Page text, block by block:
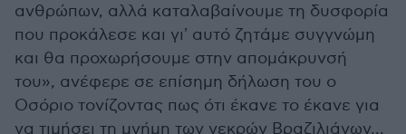
ανθρώπων, αλλά καταλαβαίνουμε τη δυσφορία
που προκάλεσε και γι' αυτό ζητάμε συγγνώμη
και θα προχωρήσουμε στην απομάκρυνσή
του», ανέφερε σε επίσημη δήλωση του ο
Οσόριο τονίζοντας πως ότι έκανε το έκανε για
να τιμήσει τη μνήμη των νεκρών Βραζιλιάνων...